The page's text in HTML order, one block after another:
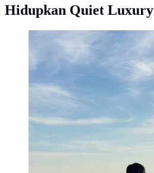
Hidupkan Quiet Luxury